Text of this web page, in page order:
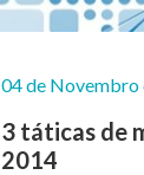
04 de Novembro
3 táticas de
2014